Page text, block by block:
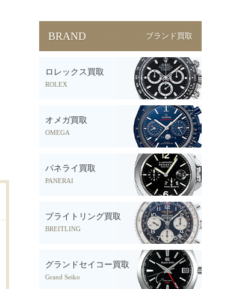
BRAND ブランド買取
ロレックス買取
ROLEX
オメガ買取
OMEGA
パネライ買取
PANERAI
ブライトリング買取
BREITLING
グランドセイコー買取
Grand Seiko